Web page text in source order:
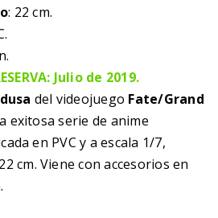
: 22 cm.
Julio de 2019.
del videojuego Fate/Grand
exitosa serie de anime
en PVC y a escala 1/7,
cm. Viene con accesorios en